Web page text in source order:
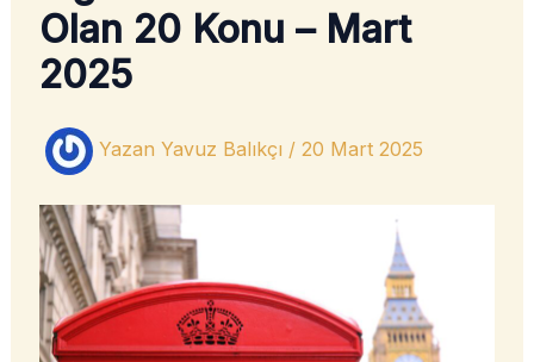
Olan 20 Konu – Mart
2025
Yazan Yavuz Balıkçı / 20 Mart 2025